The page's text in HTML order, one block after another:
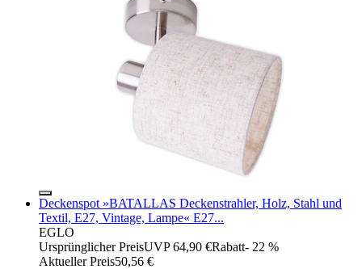
Deckenspot »BATALLAS Deckenstrahler, Holz, Stahl und
Textil, E27, Vintage, Lampe« E27...
EGLO
Ursprünglicher PreisUVP 64,90 €Rabatt- 22 %
Aktueller Preis50,56 €